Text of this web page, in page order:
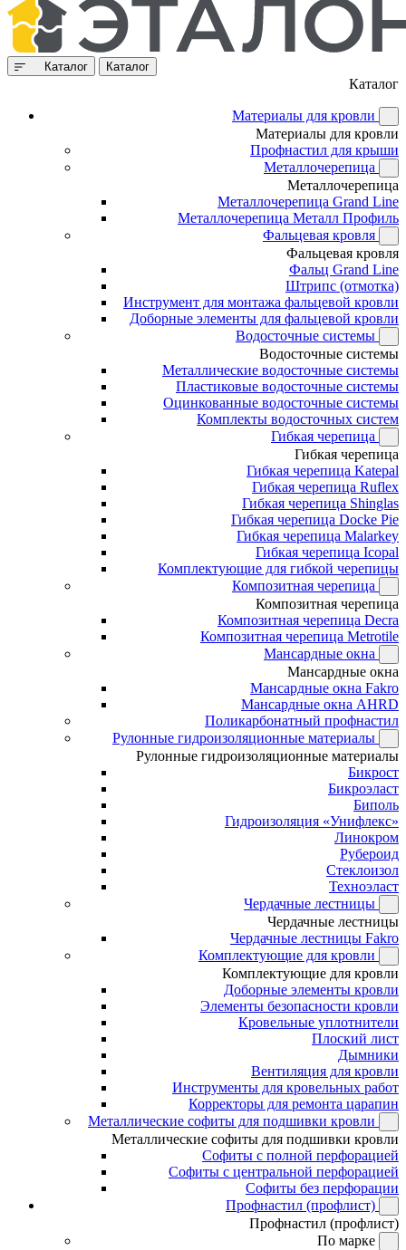
Каталог Каталог
Каталог
Материалы для кровли
Материалы для кровли
Профнастил для крыши
Металлочерепица
Металлочерепица
Металлочерепица Grand Line
Металлочерепица Металл Профиль
Фальцевая кровля
Фальцевая кровля
Фальц Grand Line
Штрипс (отмотка)
Инструмент для монтажа фальцевой кровли
Доборные элементы для фальцевой кровли
Водосточные системы
Водосточные системы
Металлические водосточные системы
Пластиковые водосточные системы
Оцинкованные водосточные системы
Комплекты водосточных систем
Гибкая черепица
Гибкая черепица
Гибкая черепица Katepal
Гибкая черепица Ruflex
Гибкая черепица Shinglas
Гибкая черепица Docke Pie
Гибкая черепица Malarkey
Гибкая черепица Icopal
Комплектующие для гибкой черепицы
Композитная черепица
Композитная черепица
Композитная черепица Decra
Композитная черепица Metrotile
Мансардные окна
Мансардные окна
Мансардные окна Fakro
Мансардные окна AHRD
Поликарбонатный профнастил
Рулонные гидроизоляционные материалы
Рулонные гидроизоляционные материалы
Бикрост
Бикроэласт
Биполь
Гидроизоляция «Унифлекс»
Линокром
Рубероид
Стеклоизол
Техноэласт
Чердачные лестницы
Чердачные лестницы
Чердачные лестницы Fakro
Комплектующие для кровли
Комплектующие для кровли
Доборные элементы кровли
Элементы безопасности кровли
Кровельные уплотнители
Плоский лист
Дымники
Вентиляция для кровли
Инструменты для кровельных работ
Корректоры для ремонта царапин
Металлические софиты для подшивки кровли
Металлические софиты для подшивки кровли
Софиты с полной перфорацией
Софиты с центральной перфорацией
Софиты без перфорации
Профнастил (профлист)
Профнастил (профлист)
По марке